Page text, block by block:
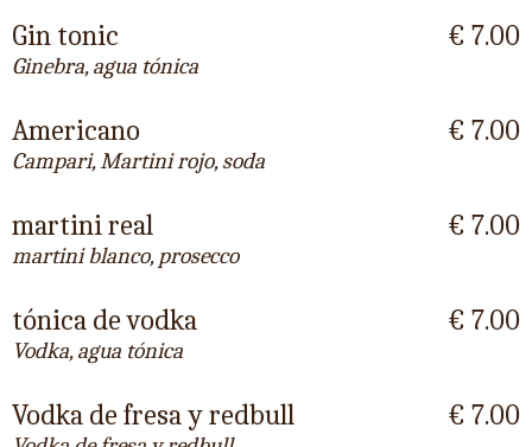
Gin tonic
Ginebra, agua tónica
€ 7.00
Americano
Campari, Martini rojo, soda
€ 7.00
martini real
martini blanco, prosecco
€ 7.00
tónica de vodka
Vodka, agua tónica
€ 7.00
Vodka de fresa y redbull € 7.00